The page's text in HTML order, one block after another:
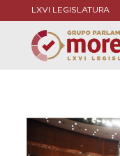
LXVI LEGISLATURA